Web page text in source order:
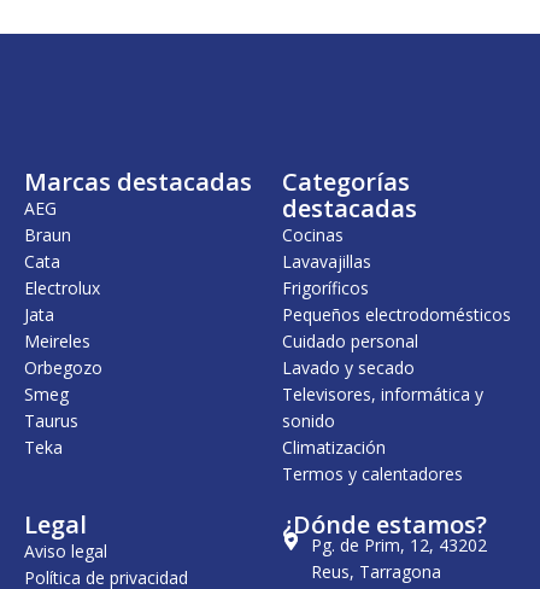
Marcas destacadas
AEG
Braun
Cata
Electrolux
Jata
Meireles
Orbegozo
Smeg
Taurus
Teka
Categorías
destacadas
Cocinas
Lavavajillas
Frigoríficos
Pequeños electrodomésticos
Cuidado personal
Lavado y secado
Televisores, informática y
sonido
Climatización
Termos y calentadores
Legal
Aviso legal
Política de privacidad
¿Dónde estamos?
Pg. de Prim, 12, 43202
Reus, Tarragona